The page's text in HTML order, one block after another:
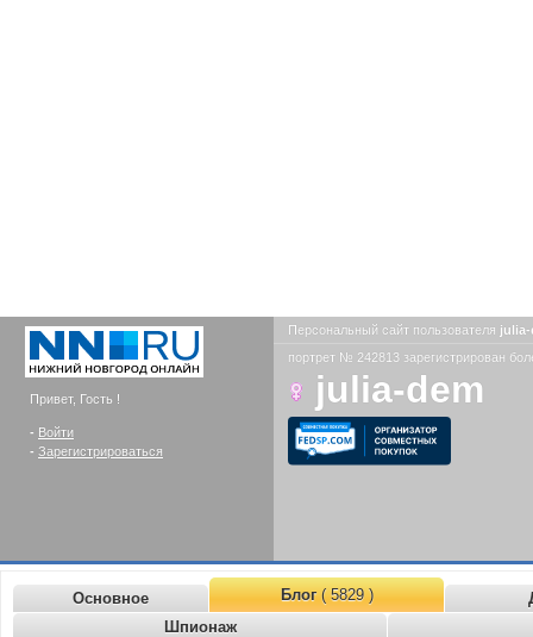
Привет, Гость !
- Войти
- Зарегистрироваться
Персональный сайт пользователя
портрет № 242813 зарегистрирован
julia-dem
Основное Блог( 5829 )
Шпионаж